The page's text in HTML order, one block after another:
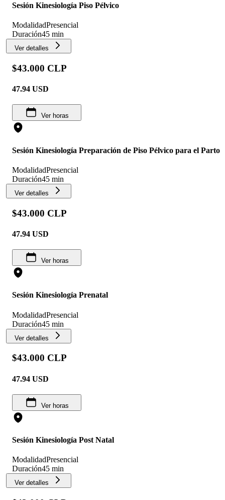
Sesión Kinesiología Piso Pélvico
ModalidadPresencial
Duración45 min
Ver detalles
$43.000 CLP
47.94 USD
Ver horas
Sesión Kinesiología Preparación de Piso Pélvico para el Parto
ModalidadPresencial
Duración45 min
Ver detalles
$43.000 CLP
47.94 USD
Ver horas
Sesión Kinesiología Prenatal
ModalidadPresencial
Duración45 min
Ver detalles
$43.000 CLP
47.94 USD
Ver horas
Sesión Kinesiología Post Natal
ModalidadPresencial
Duración45 min
Ver detalles